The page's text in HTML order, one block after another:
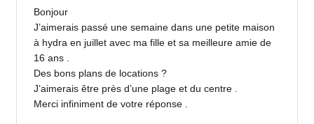
Bonjour
J’aimerais passé une semaine dans une petite maison
à hydra en juillet avec ma fille et sa meilleure amie de
16 ans .
Des bons plans de locations ?
J’aimerais être près d’une plage et du centre .
Merci infiniment de votre réponse .